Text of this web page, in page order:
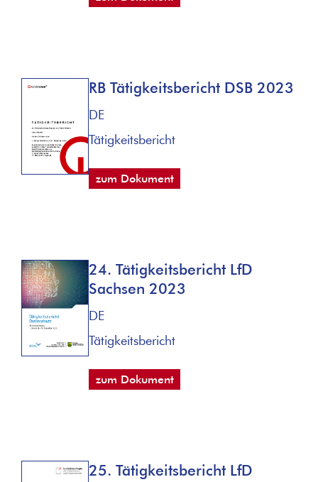
RB Tätigkeitsbericht DSB 2023
DE
Tätigkeitsbericht
zum Dokument
24. Tätigkeitsbericht LfD
Sachsen 2023
DE
Tätigkeitsbericht
zum Dokument
25. Tätigkeitsbericht LfD